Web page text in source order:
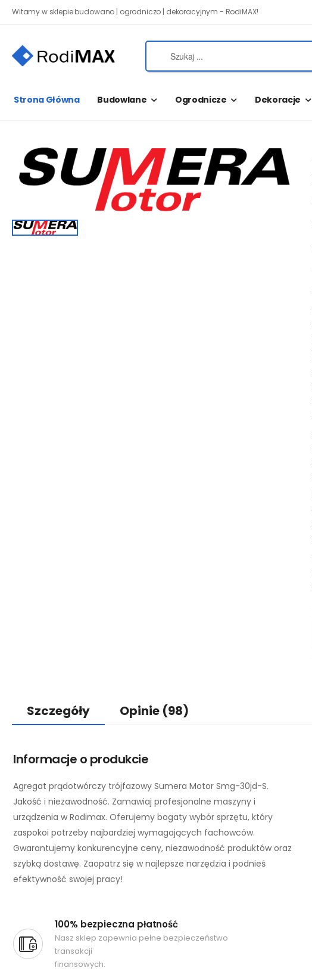
Witamy w sklepie budowano | ogrodniczo | dekoracyjnym - RodiMAX!
Strona Główna Budowlane Ogrodnicze Dekoracje
Szczegóły Opinie (98)
Informacje o produkcie
Agregat prądotwórczy trójfazowy Sumera Motor Smg-30jd-S.
Jakość i niezawodność. Zamawiaj profesjonalne maszyny i
urządzenia w Rodimax. Oferujemy bogaty wybór sprzętu, który
zaspokoi potrzeby najbardziej wymagających fachowców.
Gwarantujemy konkurencyjne ceny, niezawodność produktów oraz
szybką dostawę. Zaopatrz się w najlepsze narzędzia i podnieś
efektywność swojej pracy!
100% bezpieczna płatność
Nasz sklep zapewnia pełne bezpieczeństwo
transakcji
finansowych.